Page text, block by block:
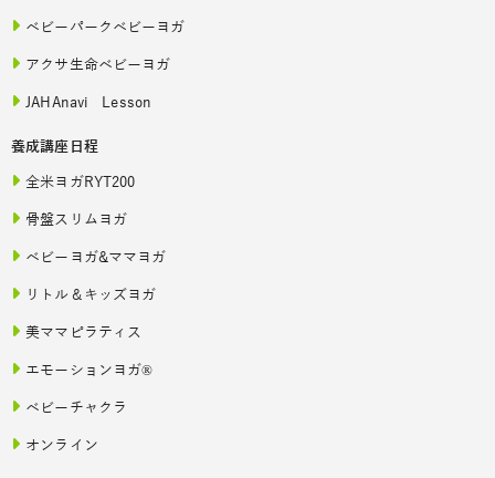
ベビーパークベビーヨガ
アクサ生命ベビーヨガ
JAHAnavi Lesson
養成講座日程
全米ヨガRYT200
骨盤スリムヨガ
ベビーヨガ&ママヨガ
リトル＆キッズヨガ
美ママピラティス
エモーションヨガ®
ベビーチャクラ
オンライン